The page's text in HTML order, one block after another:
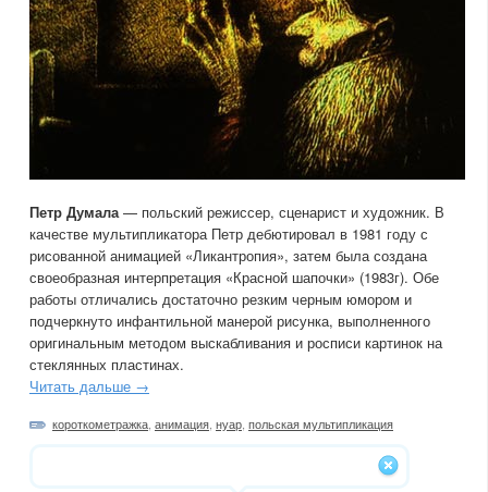
Петр Думала— польский режиссер, сценарист и художник. В
качестве мультипликатора Петр дебютировал в 1981 году с
рисованной анимацией «Ликантропия», затем была создана
своеобразная интерпретация «Красной шапочки» (1983г). Обе
работы отличались достаточно резким черным юмором и
подчеркнуто инфантильной манерой рисунка, выполненного
оригинальным методом выскабливания и росписи картинок на
стеклянных пластинах.
Читать дальше →
короткометражка анимация нуар польская мультипликация